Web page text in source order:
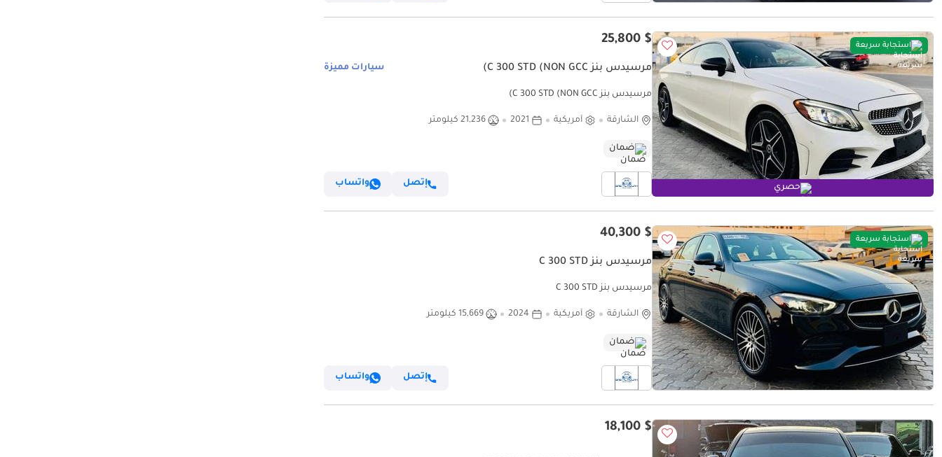
استجابة سريعة
حصري
$ 25,800
مرسيدس بنز C 300 STD (NON GCC) سيارات مميزة
مرسيدس بنز C 300 STD (NON GCC)
الشارقة أمريكية 2021 21,236 كيلومتر
ضمان
إتصل واتساب
استجابة سريعة $ 40,300
مرسيدس بنز C 300 STD
مرسيدس بنز C 300 STD
الشارقة أمريكية 2024 15,669 كيلومتر
ضمان
إتصل واتساب
$ 18,100